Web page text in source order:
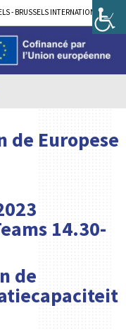
- BRUSSELS INTERNATIONAL
de Europese
14.30-
de